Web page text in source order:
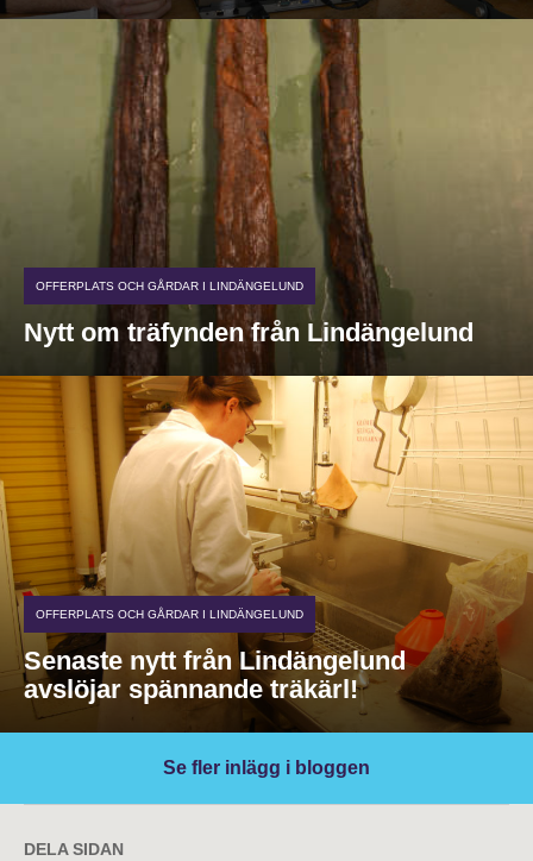
OFFERPLATS OCH GÅRDAR I LINDÄNGELUND
Nytt om träfynden från Lindängelund
OFFERPLATS OCH GÅRDAR I LINDÄNGELUND
Senaste nytt från Lindängelund
avslöjar spännande träkärl!
Se fler inlägg i bloggen
DELA SIDAN